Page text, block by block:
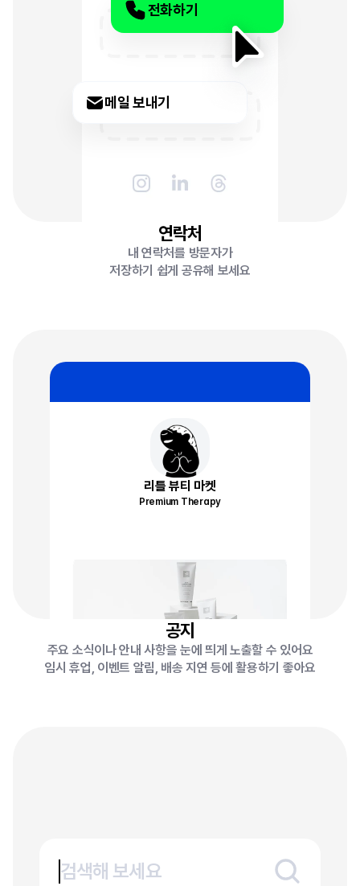
전화하기
메일 보내기
연락처
내 연락처를 방문자가
저장하기 쉽게 공유해 보세요
이번 주 공동 구매 공
리틀 뷰티 마켓
Premium Therapy
공지
주요 소식이나 안내 사항을 눈에 띄게 노출할 수 있어요
임시 휴업, 이벤트 알림, 배송 지연 등에 활용하기 좋아요
검색해 보세요